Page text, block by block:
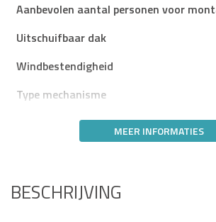
Aanbevolen aantal personen voor
Uitschuifbaar dak
Windbestendigheid
Type mechanisme
MEER INFORMATIES
BESCHRIJVING